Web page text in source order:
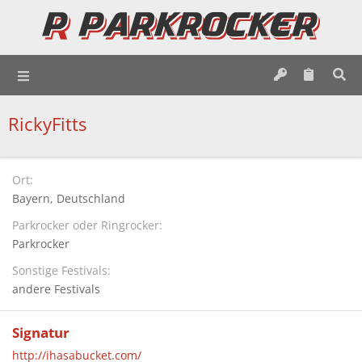
RickyFitts
Ort
Bayern, Deutschland
Parkrocker oder Ringrocker
Parkrocker
Sonstige Festivals
andere Festivals
Signatur
http://ihasabucket.com/